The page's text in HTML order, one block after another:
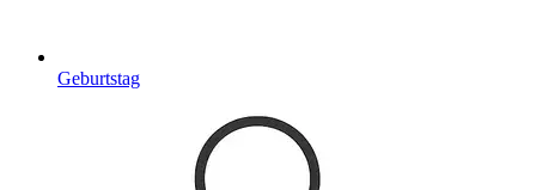
Geburtstag